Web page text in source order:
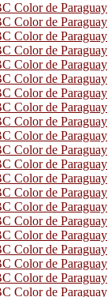
Color de Paraguay
Color de Paraguay
Color de Paraguay
Color de Paraguay
Color de Paraguay
Color de Paraguay
Color de Paraguay
Color de Paraguay
Color de Paraguay
Color de Paraguay
Color de Paraguay
Color de Paraguay
Color de Paraguay
Color de Paraguay
Color de Paraguay
Color de Paraguay
Color de Paraguay
Color de Paraguay
Color de Paraguay
Color de Paraguay
Color de Paraguay